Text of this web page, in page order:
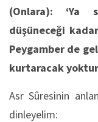
(Onlara): ‘Ya
düşüneceği
Peygamber de
kurtaracak
Asr Sûresinin
dinleyelim: